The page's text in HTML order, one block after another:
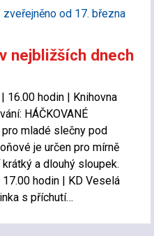
od 17. března
nejbližších dnech
16.00 hodin | Knihovna
HÁČKOVANÉ
pro mladé slečny pod
je určen pro mírně
a dlouhý sloupek.
hodin | KD Veselá
s příchutí…